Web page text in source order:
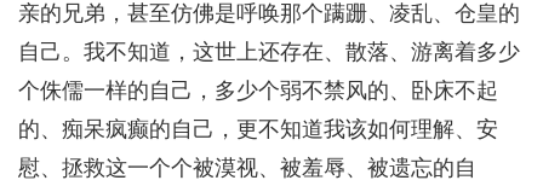
亲的兄弟，甚至仿佛是呼唤那个蹒跚、凌乱、仓皇的
自己。我不知道，这世上还存在、散落、游离着多少
个侏儒一样的自己，多少个弱不禁风的、卧床不起
的、痴呆疯癫的自己，更不知道我该如何理解、安
慰、拯救这一个个被漠视、被羞辱、被遗忘的自